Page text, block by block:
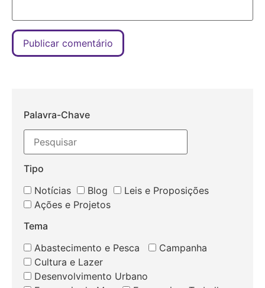
Palavra-Chave
Tipo
Notícias
Blog
Leis e Proposições
Ações e Projetos
Tema
Abastecimento e Pesca
Campanha
Cultura e Lazer
Desenvolvimento Urbano